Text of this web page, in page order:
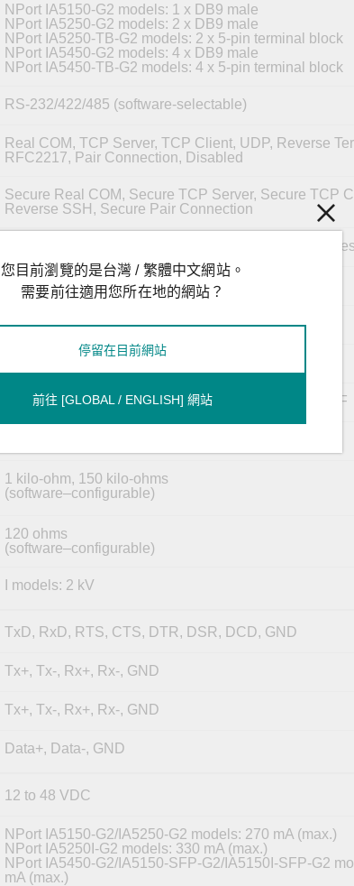
NPort IA5150-G2 models: 1 x DB9 male
NPort IA5250-G2 models: 2 x DB9 male
NPort IA5250-TB-G2 models: 2 x 5-pin terminal block
NPort IA5450-G2 models: 4 x DB9 male
NPort IA5450-TB-G2 models: 4 x 5-pin terminal block
RS-232/422/485 (software-selectable)
Real COM, TCP Server, TCP Client, UDP, Reverse
RFC2217, Pair Connection, Disabled
Secure Real COM, Secure TCP Server, Secure TCP
Reverse SSH, Secure Pair Connection
50 bps to 921.6 kbps (supports non-standard
5, 6, 7, 8
1, 1.5, 2
None, RTS/CTS, DTR/DSR, RTS Toggle, XON/XOFF
1 kilo-ohm, 150 kilo-ohms
(software–configurable)
120 ohms
(software–configurable)
I models: 2 kV
TxD, RxD, RTS, CTS, DTR, DSR, DCD, GND
Tx+, Tx-, Rx+, Rx-, GND
Tx+, Tx-, Rx+, Rx-, GND
Data+, Data-, GND
12 to 48 VDC
NPort IA5150-G2/IA5250-G2 models: 270 mA (max.)
NPort IA5250I-G2 models: 330 mA (max.)
NPort IA5450-G2/IA5150-SFP-G2/IA5150I-SFP-G2
mA (max.)
您目前瀏覽的是台灣 / 繁體中文網站。
需要前往適用您所在地的網站？
停留在目前網站
前往 [GLOBAL / ENGLISH] 網站